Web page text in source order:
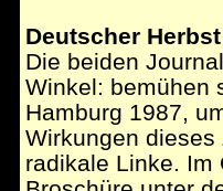
Deutscher Herbst
Die beiden
Winkel: bemühen
Hamburg 1987,
Wirkungen
radikale Linke. Im